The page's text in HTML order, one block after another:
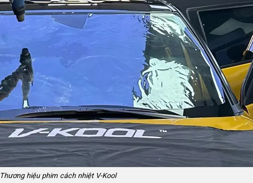
Thương hiệu phim cách nhiệt V-Kool